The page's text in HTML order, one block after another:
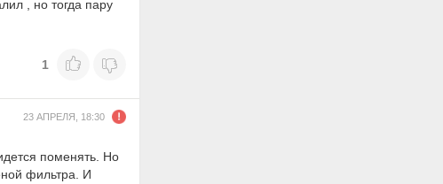
, но тогда пару
1
23 АПРЕЛЯ, 18:30
поменять. Но
фильтра. И